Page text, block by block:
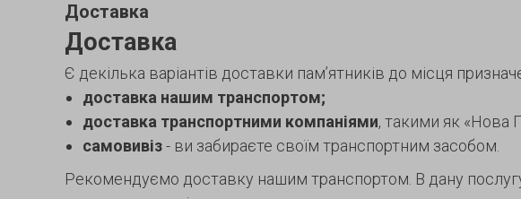
Доставка
Доставка
Є декілька варіантів доставки пам’ятників до місця
доставка нашим транспортом;
доставка транспортними компаніями, такими як «Нова
самовивіз- ви забираєте своїм транспортним засобом.
Рекомендуємо доставку нашим транспортом. В дану